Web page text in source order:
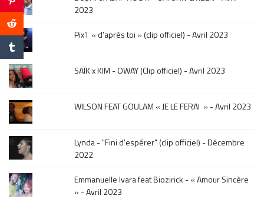
sur
le
mois
de
la
sortie
2023
Pix’l « d’après toi » (clip officiel) - Avril 2023
SAÏK x KIM - OWAY (Clip officiel) - Avril 2023
WILSON FEAT GOULAM « JE LE FERAI » - Avril 2023
Lynda - "Fini d'espérer" (clip officiel) - Décembre
2022
Emmanuelle Ivara feat Biozirick - « Amour Sincère
» - Avril 2023